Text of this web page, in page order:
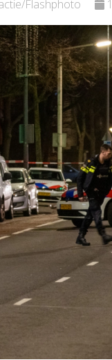
Flashphoto